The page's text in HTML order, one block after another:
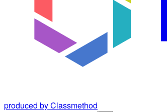
produced by Classmethod